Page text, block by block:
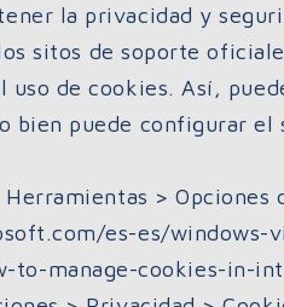
la privacidad y
sitos de soporte
de cookies. Así,
puede configurar el
> Opciones
es-es/windows-
to-manage-cookies-in-